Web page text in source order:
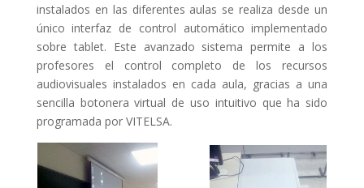
instalados en las diferentes aulas se realiza desde un
único interfaz de control automático implementado
sobre tablet. Este avanzado sistema permite a los
profesores el control completo de los recursos
audiovisuales instalados en cada aula, gracias a una
sencilla botonera virtual de uso intuitivo que ha sido
programada por VITELSA.